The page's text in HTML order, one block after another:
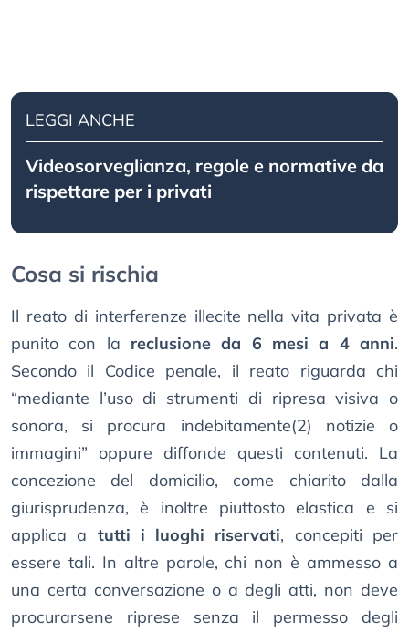
LEGGI ANCHE
Videosorveglianza, regole e normative da
rispettare per i privati
Cosa si rischia
Il reato di interferenze illecite nella vita privata è
punito con la reclusione da 6 mesi a 4 anni.
Secondo il Codice penale, il reato riguarda chi
“mediante l’uso di strumenti di ripresa visiva o
sonora, si procura indebitamente(2) notizie o
immagini” oppure diffonde questi contenuti. La
concezione del domicilio, come chiarito dalla
giurisprudenza, è inoltre piuttosto elastica e si
applica a tutti i luoghi riservati, concepiti per
essere tali. In altre parole, chi non è ammesso a
una certa conversazione o a degli atti, non deve
procurarsene riprese senza il permesso degli